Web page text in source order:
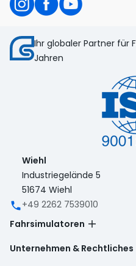
Ihr globaler Partner für
Jahren
Wiehl
Industriegelände 5
51674 Wiehl
‭+49 2262 7539010‬
Fahrsimulatoren
Unternehmen & Rechtliches